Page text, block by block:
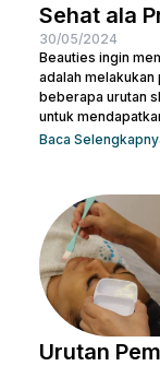
Sehat ala
30/05/2024
Beauties ingin
adalah
beberapa urutan
untuk
wajah dengan
kulitmu.
penting supaya
lebih cerah.
Baca
Urutan